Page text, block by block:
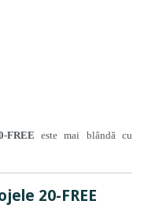
FREE este mai blândă cu
20-FREE